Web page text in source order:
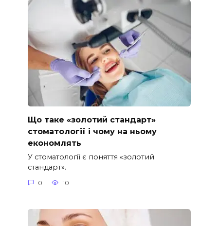
Що таке «золотий стандарт»
стоматології і чому на ньому
економлять
У стоматології є поняття «золотий
стандарт».
0 10